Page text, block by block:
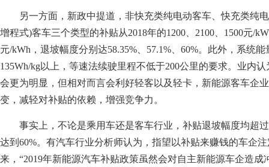
另一方面，新政中提道，非快充类纯电动客车、快充类纯
增程式)客车三个类型的补贴从2018年的1200、2100、1500元/
元/kWh，退坡幅度分别达58.35%、57.1%、60%。此外，系统
135Wh/kg以上，等速法续驶里程不低于200公里的要求。业内
会更为明显，但相对而言会利好轻客以及轻卡，新能源客车企
变，减轻对补贴的依赖，增强竞争力。
事实上，不论是乘用车还是客车行业，补贴退坡幅度均超
达到60%。有汽车行业分析师认为，指望以补贴来赚钱的车企
来，“2019年新能源汽车补贴政策虽然会对自主新能源车企造